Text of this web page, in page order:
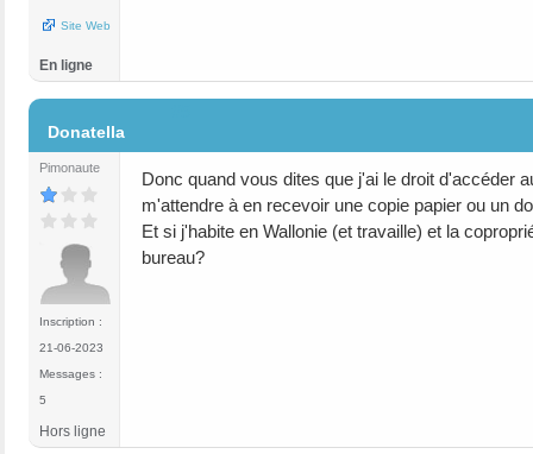
Site Web
En ligne
Donatella
Pimonaute
Inscription :
21-06-2023
Messages :
5
Donc quand vous dites que j'ai le droit d'accéder
m'attendre à en recevoir une copie papier ou un
Et si j'habite en Wallonie (et travaille) et la
bureau?
Hors ligne